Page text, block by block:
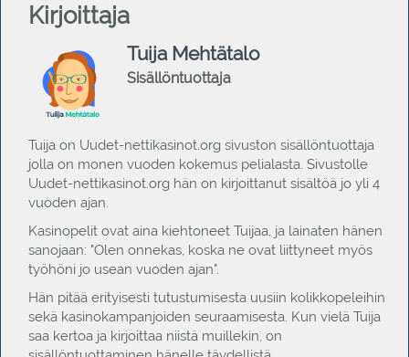
Kirjoittaja
Tuija Mehtätalo
Sisällöntuottaja
Tuija on Uudet-nettikasinot.org sivuston sisällöntuottaja
jolla on monen vuoden kokemus pelialasta. Sivustolle
Uudet-nettikasinot.org hän on kirjoittanut sisältöä jo yli 4
vuoden ajan.
Kasinopelit ovat aina kiehtoneet Tuijaa, ja lainaten hänen
sanojaan: "Olen onnekas, koska ne ovat liittyneet myös
työhöni jo usean vuoden ajan".
Hän pitää erityisesti tutustumisesta uusiin kolikkopeleihin
sekä kasinokampanjoiden seuraamisesta. Kun vielä Tuija
saa kertoa ja kirjoittaa niistä muillekin, on